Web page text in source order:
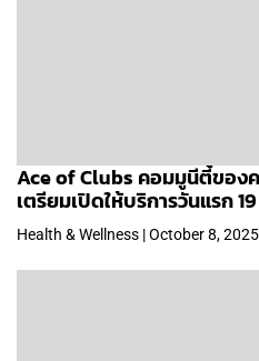
Ace of Clubs คอมมูนีตี้ของ
เตรียมเปิดให้บริการวันแรก
Health & Wellness | October 8, 2025